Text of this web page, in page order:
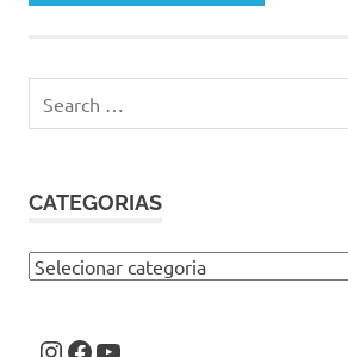
for:
CATEGORIAS
Categorias
Instagram
Facebook
Youtube